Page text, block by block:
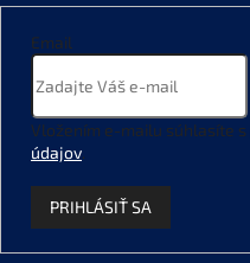
Email
Vložením e-mailu súhlasíte s
údajov.
PRIHLÁSIŤ SA